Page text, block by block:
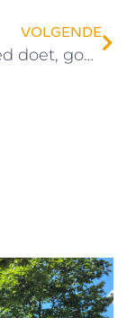
VOLGENDE
Wie goed doet, goed ontmoet